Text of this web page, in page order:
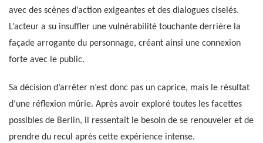
avec des scènes d’action exigeantes et des dialogues ciselés.
L’acteur a su insuffler une vulnérabilité touchante derrière la
façade arrogante du personnage, créant ainsi une connexion
forte avec le public.
Sa décision d’arrêter n’est donc pas un caprice, mais le résultat
d’une réflexion mûrie. Après avoir exploré toutes les facettes
possibles de Berlin, il ressentait le besoin de se renouveler et de
prendre du recul après cette expérience intense.